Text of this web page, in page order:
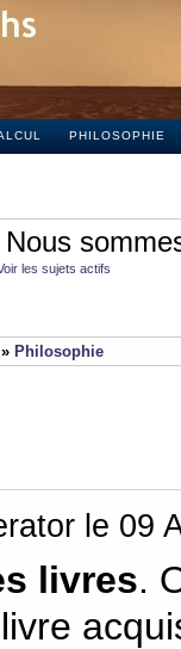
PHILOSOPHIE
Nous
les sujets actifs
» Philosophie
le 09
livres.